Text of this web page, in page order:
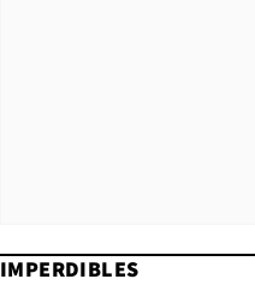
IMPERDIBLES